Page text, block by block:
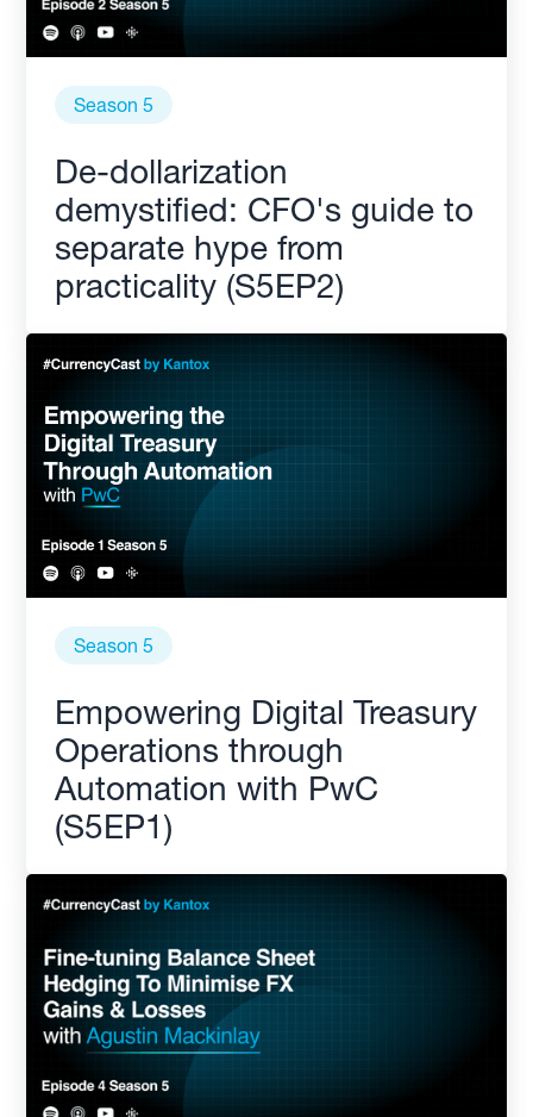
Season 5
De-dollarization
demystified: CFO's guide to
separate hype from
practicality (S5EP2)
Season 5
Empowering Digital Treasury
Operations through
Automation with PwC
(S5EP1)